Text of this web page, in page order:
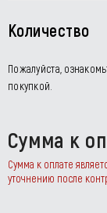
Количество
Пожалуйста,
покупкой.
Сумма к
Сумма к оплате
уточнению после